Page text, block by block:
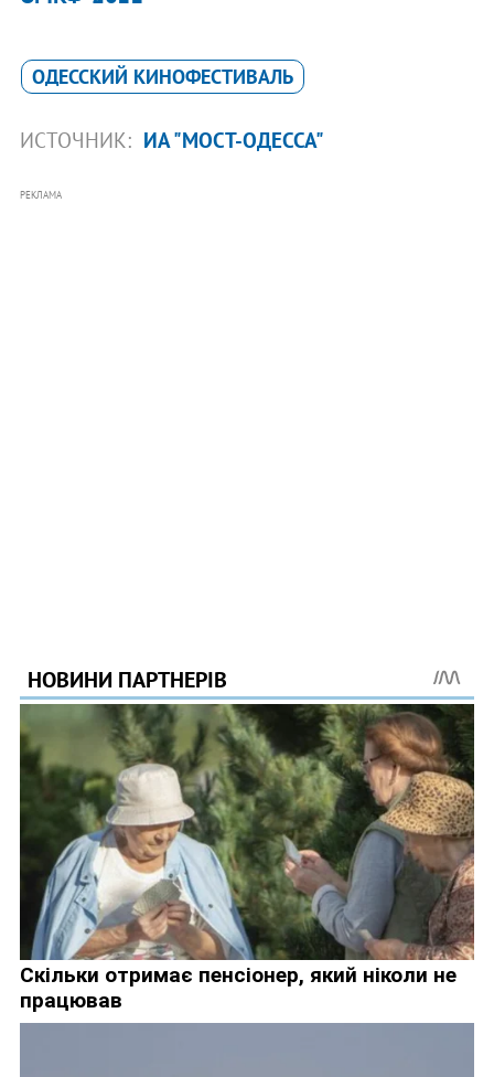
ОДЕССКИЙ КИНОФЕСТИВАЛЬ
ИСТОЧНИК: ИА "МОСТ-ОДЕССА"
РЕКЛАМА